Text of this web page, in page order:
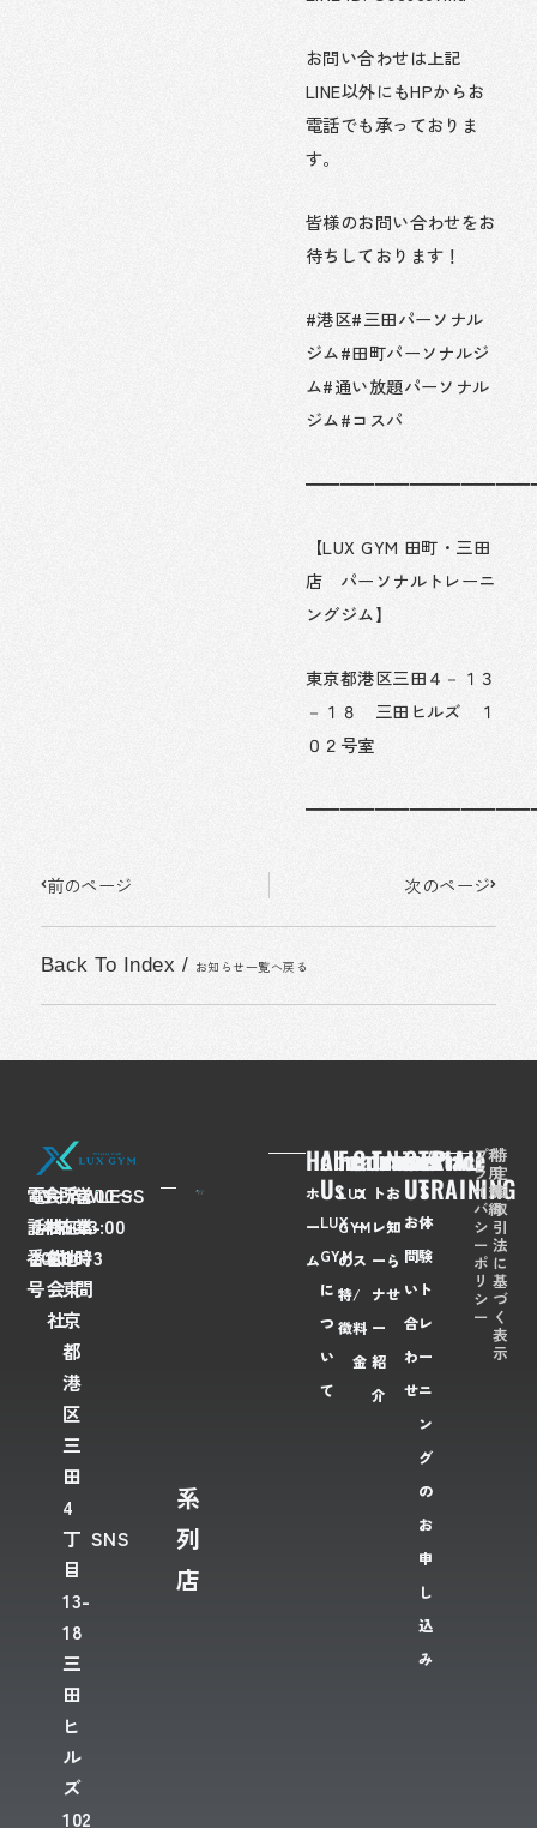
お問い合わせは上記
LINE以外にもHPからお
電話でも承っておりま
す。
皆様のお問い合わせをお
待ちしております！
#港区#三田パーソナル
ジム#田町パーソナルジ
ム#通い放題パーソナル
ジム#コスパ
【LUX GYM 田町・三田
店 パーソナルトレーニ
ングジム】
東京都港区三田４－１３
－１８ 三田ヒルズ １
０２号室
前のページ 次のページ
Back To Index / お知らせ一覧へ戻る
電
話
番
号
03-
6435-
2028
会
社
名
FLAWLESS
株
式
会
社
所
在
地
〒
108-
0073
東
京
都
港
区
三
田
4
丁
目
13-
18
三
田
ヒ
ル
ズ
102
営
業
時
間
7:00〜
23:00
SNS
系
列
店
Home
ホ
ー
ム
About
Us
LUX
GYM
に
つ
い
て
Feaures
LUX
GYM
の
特
徴
Course/Price
コ
ー
ス
/
料
金
Trainer
ト
レ
ー
ナ
ー
紹
介
News
お
知
ら
せ
Contact
Us
お
問
い
合
わ
せ
TRIAL
TRAINING
体
験
ト
レ
ー
ニ
ン
グ
の
お
申
し
込
み
プ
ラ
イ
バ
シ
ー
ポ
リ
シ
ー
利
用
規
約
特
定
商
取
引
法
に
基
づ
く
表
示